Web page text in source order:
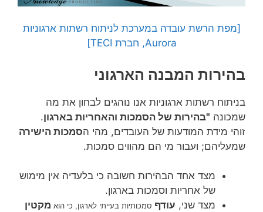
[מפת הרשת עובדה במערכת לניתוח רשתות ארגוניות
Aurora, חברת TECI]
בהירות המבנה הארגוני
בניתוח רשתות ארגוניות אנו נוהגים לבחון את מה
שמכונה "בהירות של הסמכות והאחריות בארגון.
זוהי מידת המודעות של העובדים, מהי הסמכות הישירה
שמעליהם; ועבור מי הם מהווים סמכות.
מצד אחד הבהירות חשובה כי בלעדיה אין מימוש
של אחריות וסמכות בארגון.
מצד שני, עודף סמכותיות בעייתי לארגון, כי הוא מקטין